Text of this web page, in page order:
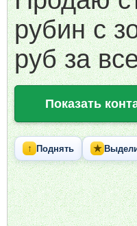
рубин с
руб за
Показать
↑ Поднять ★